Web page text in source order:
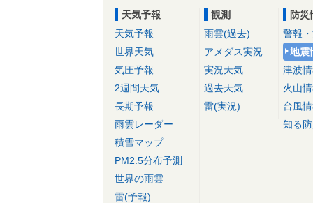
天気予報
天気予報
世界天気
気圧予報
2週間天気
長期予報
雨雲レーダー
積雪マップ
PM2.5分布予測
世界の雨雲
雷(予報)
観測
雨雲(過去)
アメダス実況
実況天気
過去天気
雷(実況)
防災
警報
地震
津波
火山
台風
知る